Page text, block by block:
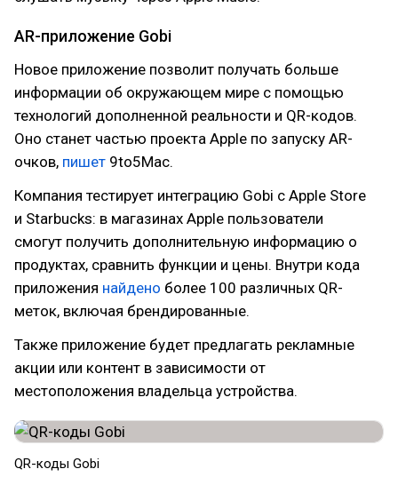
AR-приложение Gobi
Новое приложение позволит получать больше
информации об окружающем мире с помощью
технологий дополненной реальности и QR-кодов.
Оно станет частью проекта Apple по запуску AR-
очков, пишет 9to5Mac.
Компания тестирует интеграцию Gobi с Apple Store
и Starbucks: в магазинах Apple пользователи
смогут получить дополнительную информацию о
продуктах, сравнить функции и цены. Внутри кода
приложения найдено более 100 различных QR-
меток, включая брендированные.
Также приложение будет предлагать рекламные
акции или контент в зависимости от
местоположения владельца устройства.
QR-коды Gobi